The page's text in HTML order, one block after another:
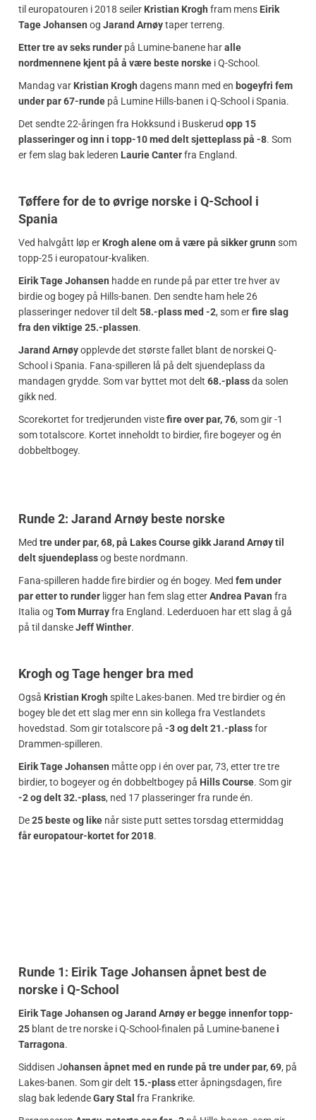
til europatouren i 2018 seiler Kristian Krogh fram mens Eirik
Tage Johansen og Jarand Arnøytaper terreng.
Etter tre av seks runder på Lumine-banene haralle
nordmennene kjent på å være beste norske i Q-School.
Mandag var Kristian Krogh dagens mann med en bogeyfri fem
under par 67-runde på Lumine Hills-banen i Q-School i Spania.
Det sendte 22-åringen fra Hokksund i Buskerud opp 15
plasseringer og inn i topp-10 med delt sjetteplass på -8. Som
er fem slag bak lederen Laurie Canterfra England.
Tøffere for de to øvrige norske i Q-School i
Spania
Ved halvgått løp er Krogh alene om å være på sikker grunn som
topp-25 i europatour-kvaliken.
Eirik Tage Johansen hadde en runde på par etter tre hver av
birdie og bogey på Hills-banen. Den sendte ham hele 26
plasseringer nedover til delt 58.-plass med -2, som erfire slag
fra den viktige 25.-plassen.
Jarand Arnøyopplevde det største fallet blant de norskei Q-
School i Spania. Fana-spilleren lå på delt sjuendeplass da
mandagen grydde. Som var byttet mot delt 68.-plassda solen
gikk ned.
Scorekortet for tredjerunden vistefire over par, 76, som gir -1
som totalscore. Kortet inneholdt to birdier, fire bogeyer og én
dobbeltbogey.
Runde 2: Jarand Arnøy beste norske
Med tre under par, 68, på Lakes Course gikk Jarand Arnøy til
delt sjuendeplassog beste nordmann.
Fana-spilleren hadde fire birdier og én bogey. Med fem under
par etter to runder ligger han fem slag etterAndrea Pavan fra
Italia og Tom Murrayfra England. Lederduoen har ett slag å gå
på til danskeJeff Winther.
Krogh og Tage henger bra med
Også Kristian Krogh spilte Lakes-banen. Med tre birdier og én
bogey ble det ett slag mer enn sin kollega fra Vestlandets
hovedstad. Som gir totalscore på -3 og delt 21.-plassfor
Drammen-spilleren.
Eirik Tage Johansen måtte opp i én over par, 73, etter tre tre
birdier, to bogeyer og én dobbeltbogey på Hills Course. Som gir
-2 og delt 32.-plass, ned 17 plasseringer fra runde én.
De25 beste og like når siste putt settes torsdag ettermiddag
får europatour-kortet for 2018.
Runde 1: Eirik Tage Johansen åpnet best de
norske i Q-School
Eirik Tage Johansen og Jarand Arnøy er begge innenfor topp-
25 blant de tre norske i Q-School-finalen på Lumine-banenei
Tarragona.
Siddisen Johansen åpnet med en runde på tre under par, 69, på
Lakes-banen. Som gir delt 15.-plassetter åpningsdagen, fire
slag bak ledendeGary Stal fra Frankrike.